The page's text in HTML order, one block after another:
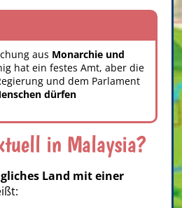
aus Monarchie und
hat ein festes Amt, aber die
und dem Parlament
dürfen
in Malaysia?
Land mit einer